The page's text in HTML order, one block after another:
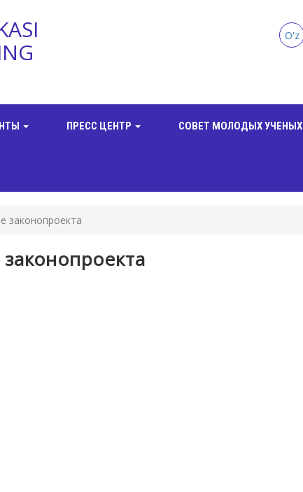
O'z
ПРЕСС ЦЕНТР СОВЕТ МОЛОДЫХ УЧЕНЫХ
законопроекта